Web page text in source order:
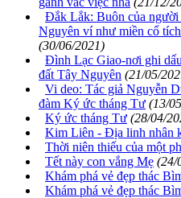
Đắk Lắk: Buôn của người
Nguyên ví như miền cổ
(30/06/2021)
Đình Lạc Giao-nơi ghi
đất Tây Nguyên (21/05/
Vi deo: Tác giả Nguyễn
đàm Ký ức tháng Tư (13/
Ký ức tháng Tư (28/04/
Kim Liên - Địa linh nhân
Thời niên thiếu của một
Tết này con vắng Mẹ (24/
Khám phá vẻ đẹp thác
Khám phá vẻ đẹp thác